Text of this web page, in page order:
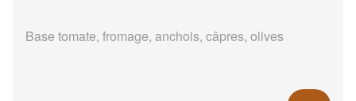
Base tomate, fromage, anchois, câpres, olives